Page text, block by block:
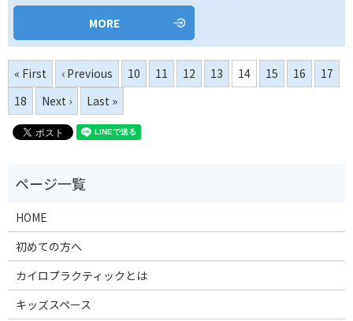
MORE
« First ‹ Previous 10 11 12 13 14 15 16
17
18
Next › Last »
HOME
初めての方へ
カイロプラクティックとは
キッズスペース